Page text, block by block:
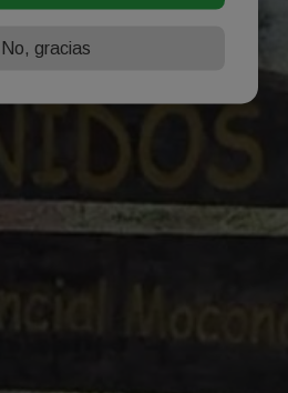
No, gracias